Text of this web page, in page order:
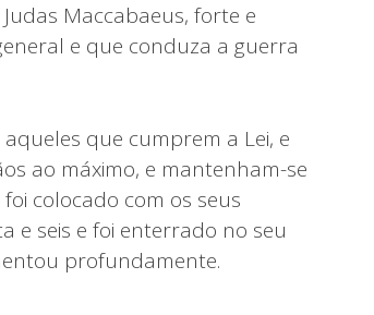
Maccabaeus, forte e
e que conduza a guerra
que cumprem a Lei, e
ao máximo, e mantenham-se
colocado com os seus
e seis e foi enterrado no seu
profundamente.